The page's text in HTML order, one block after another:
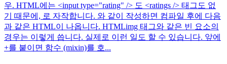
우. HTML에는 <input type="rating" /> 도 <ratings /> 태그도 없
기 때문에, 로 자작합니다. 와 같이 작성하면 컴파일 후에 다음
과 같은 HTML이 나옵니다. HTMLimg 태그와 같은 빈 요소의
경우는 이렇게 씁니다. 실제로 이런 일도 할 수 있습니다. 앞에
+를 붙이면 함수 (mixin)를 호...